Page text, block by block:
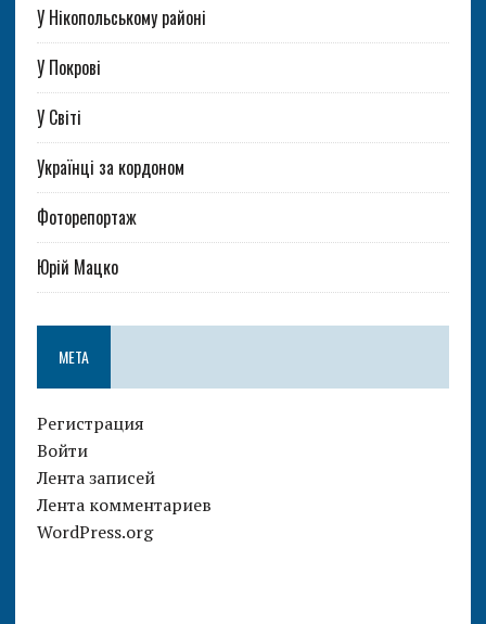
У Нікопольському районі
У Покрові
У Світі
Українці за кордоном
Фоторепортаж
Юрій Мацко
МЕТА
Регистрация
Войти
Лента записей
Лента комментариев
WordPress.org